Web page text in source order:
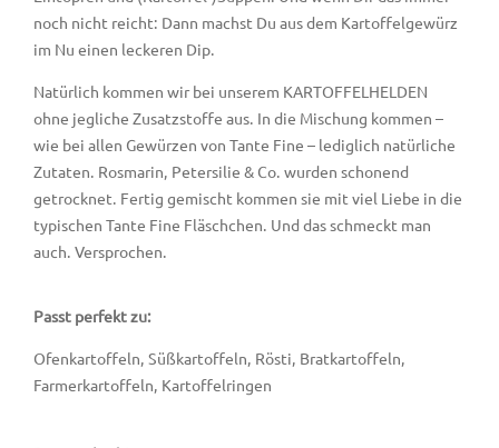
noch nicht reicht: Dann machst Du aus dem Kartoffelgewürz
im Nu einen leckeren Dip.
Natürlich kommen wir bei unserem KARTOFFELHELDEN
ohne jegliche Zusatzstoffe aus. In die Mischung kommen –
wie bei allen Gewürzen von Tante Fine – lediglich natürliche
Zutaten. Rosmarin, Petersilie & Co. wurden schonend
getrocknet. Fertig gemischt kommen sie mit viel Liebe in die
typischen Tante Fine Fläschchen. Und das schmeckt man
auch. Versprochen.
Passt perfekt zu:
Ofenkartoffeln, Süßkartoffeln, Rösti, Bratkartoffeln,
Farmerkartoffeln, Kartoffelringen